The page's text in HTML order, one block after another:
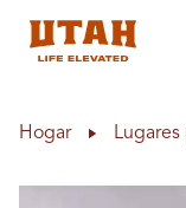
Hogar Lugares